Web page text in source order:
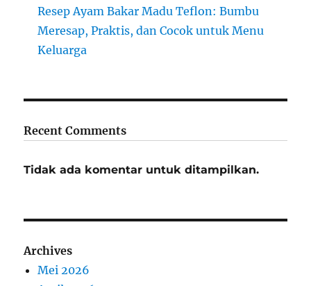
Resep Ayam Bakar Madu Teflon: Bumbu
Meresap, Praktis, dan Cocok untuk Menu
Keluarga
Recent Comments
Tidak ada komentar untuk ditampilkan.
Archives
Mei 2026